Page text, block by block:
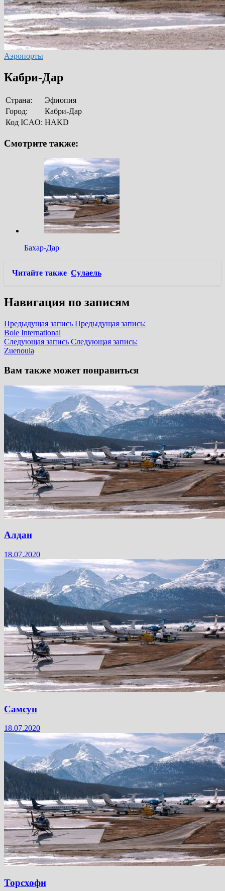
Аэропорты
Кабри-Дар
Страна:
Эфиопия
Город:
Кабри-Дар
Код ICAO: HAKD
Смотрите также:
Бахар-Дар
Читайте также Сулаель
Навигация по записям
Предыдущая запись Предыдущая запись:
Bole International
Следующая запись Следующая запись:
Zuenoula
Вам также может понравиться
Алдан
18.07.2020
Самсун
18.07.2020
Торсхофн